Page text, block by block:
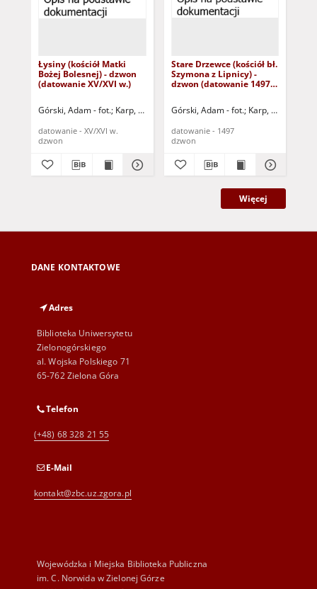
Łysiny (kościół Matki
Bożej Bolesnej) - dzwon
(datowanie XV/XVI w.)
Górski, Adam - fot. Karp, Paweł - fot.
datowanie - XV/XVI w.
dzwon
Stare Drzewce (kościół bł.
Szymona z Lipnicy) -
dzwon (datowanie 1497
Górski, Adam - fot. Karp, Paweł - fot.
datowanie - 1497
dzwon
Więcej
DANE KONTAKTOWE
Adres
Biblioteka Uniwersytetu
Zielonogórskiego
al. Wojska Polskiego 71
65-762 Zielona Góra
Telefon
(+48) 68 328 21 55
E-Mail
kontakt@zbc.uz.zgora.pl
Wojewódzka i Miejska Biblioteka Publiczna
im. C. Norwida w Zielonej Górze